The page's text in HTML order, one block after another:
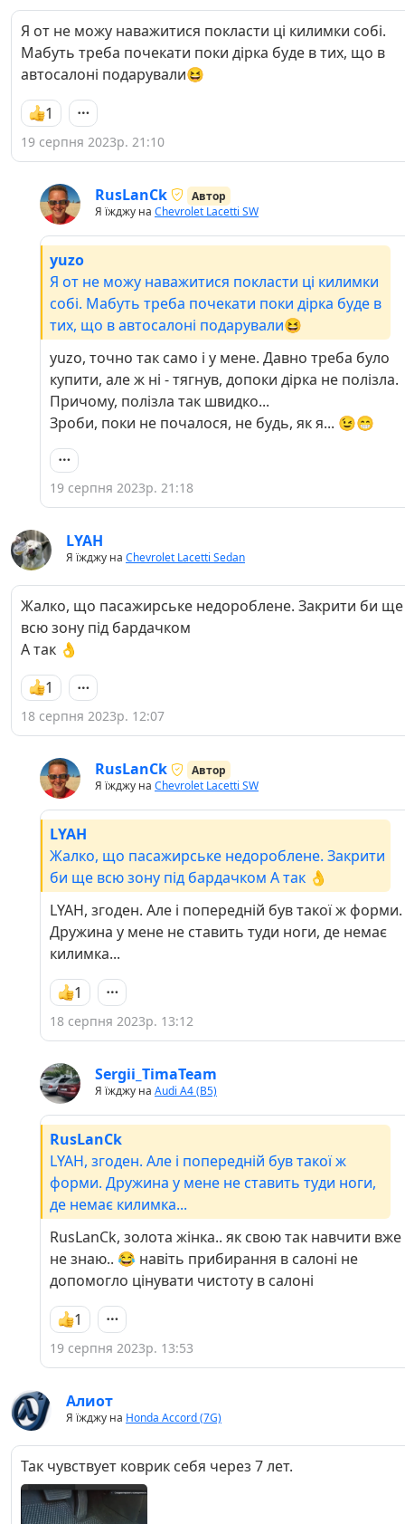
Я от не можу наважитися покласти ці килимки собі.
Мабуть треба почекати поки дірка буде в тих, що в
автосалоні подарували😆
1
19 серпня 2023р. 21:10
RusLanCk
Автор
Я їжджу на Chevrolet Lacetti SW
yuzo
Я от не можу наважитися покласти ці килимки
собі. Мабуть треба почекати поки дірка буде в
тих, що в автосалоні подарували😆
yuzo, точно так само і у мене. Давно треба було
купити, але ж ні - тягнув, допоки дірка не полізла.
Причому, полізла так швидко...
Зроби, поки не почалося, не будь, як я... 😉😁
19 серпня 2023р. 21:18
LYAH
Я їжджу на Chevrolet Lacetti Sedan
Жалко, що пасажирське недороблене. Закрити би ще
всю зону під бардачком
А так 👌
1
18 серпня 2023р. 12:07
RusLanCk
Автор
Я їжджу на Chevrolet Lacetti SW
LYAH
Жалко, що пасажирське недороблене. Закрити
би ще всю зону під бардачком А так 👌
LYAH, згоден. Але і попередній був такої ж форми.
Дружина у мене не ставить туди ноги, де немає
килимка...
1
18 серпня 2023р. 13:12
Sergii_TimaTeam
Я їжджу на Audi A4 (B5)
RusLanCk
LYAH, згоден. Але і попередній був такої ж
форми. Дружина у мене не ставить туди ноги,
де немає килимка...
RusLanCk, золота жінка.. як свою так навчити вже
не знаю.. 😂 навіть прибирання в салоні не
допомогло цінувати чистоту в салоні
1
19 серпня 2023р. 13:53
Алиот
Я їжджу на Honda Accord (7G)
Так чувствует коврик себя через 7 лет.